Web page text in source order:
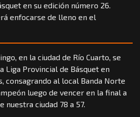
en su edición número 26.
enfocarse de lleno en el
en la ciudad de Río Cuarto, se
Liga Provincial de Básquet en
consagrando al local Banda Norte
luego de vencer en la final a
nuestra ciudad 78 a 57.